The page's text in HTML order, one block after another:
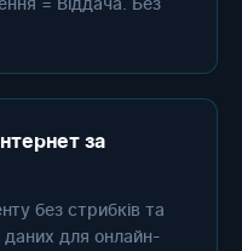
за
без стрибків та
даних для онлайн-